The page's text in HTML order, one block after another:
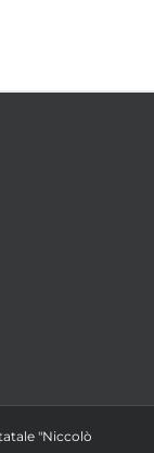
"Niccolò